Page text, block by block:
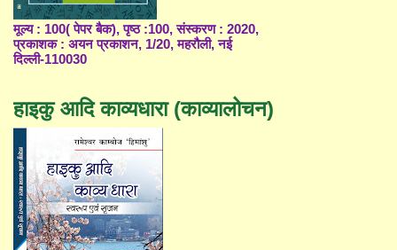
मूल्य : 100( पेपर बैक), पृष्ठ :100, संस्करण : 2020,
प्रकाशक : अयन प्रकाशन, 1/20, महरौली, नई
दिल्ली-110030
हाइकु आदि काव्यधारा (काव्यालोचन)